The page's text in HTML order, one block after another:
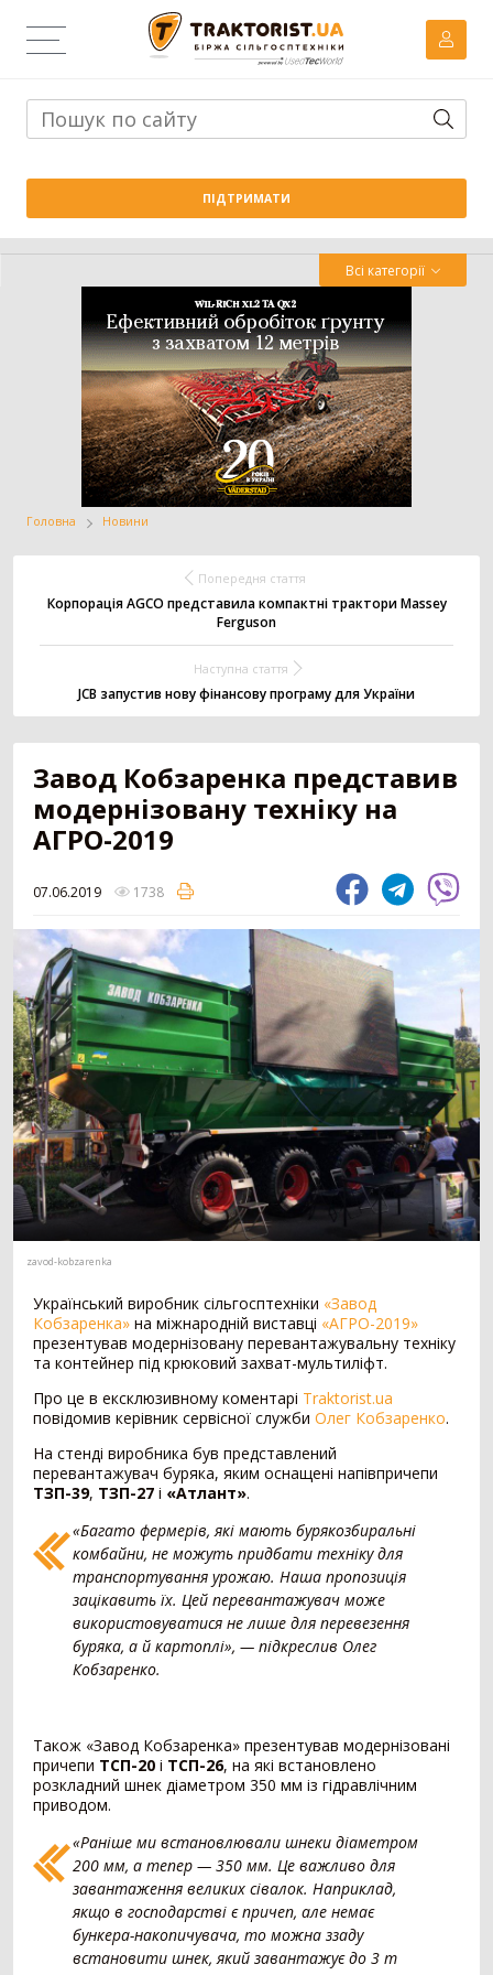
ПІДТРИМАТИ
Тема дня:Велика вага проти важких ґрунтів: як Wishek
842N працює на Житомирщині
Всі категорії
Трактор Комбайн Навантажувач
Сівалка Обробіток грунту Обприскувач
Жатка Вантажівка Заготівля сіна
тваринництва
ДОДАТИ ОГОЛОШЕННЯ
Колісний трактор
1551
Мінітрактор
1058
Мотоблок
294
Шини для трактора
203
Гусеничний трактор
73
Сівалка 1530
Механічна сівалка
554
Пневматична сівалка
357
Сівалка точного висіву
328
Посівний комплекс
197
Картоплесаджалка
55
Протруйник насіння
Жатка
Зернова жатка
329
Жатка для соняшника
Жатка для кукурудзи
Ріпаковий стіл
153
Візок для жатки
Кормозбиральна жатка
Внесення добрив
Розкидач мінеральних добрив
Машина для внесення рідких добрив
Гноєрозкидач
Розчинно-заправна станція
Сепаратор гною
Точне землеробство 138
Система паралельного водіння
Дрон-обприскувач
Система контролю висіву
Агродрон
Комбайн
Зернозбиральний комбайн
Головна Новини
Попередня стаття
Корпорація AGCO представила компактні трактори Massey
Ferguson
Наступна стаття
JCB запустив нову фінансову програму для України
Завод Кобзаренка представив
модернізовану техніку на
АГРО-2019
07.06.2019 1738
zavod-kobzarenka
Український виробник сільгосптехніки «Завод
Кобзаренка» на міжнародній виставці «АГРО-2019»
презентував модернізовану перевантажувальну техніку
та контейнер під крюковий захват-мультиліфт.
Про це в ексклюзивному коментарі Traktorist.ua
повідомив керівник сервісної служби Олег Кобзаренко.
На стенді виробника був представлений
перевантажувач буряка, яким оснащені напівпричепи
ТЗП-39, ТЗП-27 і «Атлант».
«Багато фермерів, які мають бурякозбиральні
комбайни, не можуть придбати техніку для
транспортування урожаю. Наша пропозиція
зацікавить їх. Цей перевантажувач може
використовуватися не лише для перевезення
буряка, а й картоплі», — підкреслив Олег
Кобзаренко.
Також «Завод Кобзаренка» презентував модернізовані
причепи ТСП-20 і ТСП-26, на які встановлено
розкладний шнек діаметром 350 мм із гідравлічним
приводом.
«Раніше ми встановлювали шнеки діаметром
200 мм, а тепер — 350 мм. Це важливо для
завантаження великих сівалок. Наприклад,
якщо в господарстві є причеп, але немає
бункера-накопичувача, то можна ззаду
встановити шнек, який завантажує до 3 т